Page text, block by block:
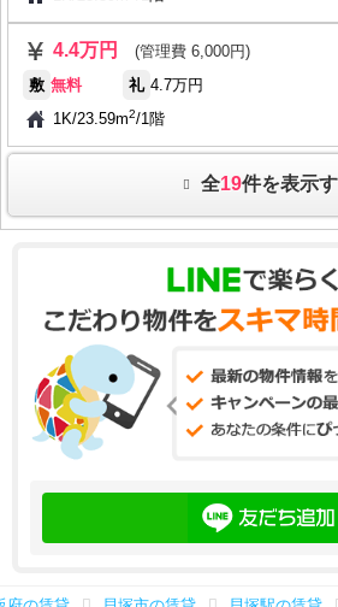
4.4万円
(管理費 6,000円)
敷 無料 礼 4.7万円
1K/23.59m2/1階
全19件を表示